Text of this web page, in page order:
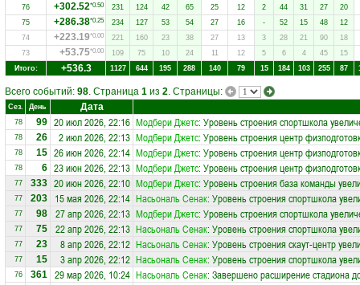
76
+302.52*0.50 231 124 42 65 25 12 2 44 31 27
20
75
+286.38*0.25 234 127 53 54 27 16 - 52 15 48
12
74
+223.19*0.00 221 160 23 38 27 13 3 28 21 90
18
73
+53.75*0.00 109 75 10 24 11 12 5 6 4 45
15
Итого:
+536.3 1127 644 195 288 140 79 15 184 103 255 87
Всего событий: 98. Страница 1 из 2. Страницы:
Сез. День Дата
78 99 20 июл 2026, 22:16 Модбери Джетс: Уровень строения спортшкола
78 26 2 июл 2026, 22:13 Модбери Джетс: Уровень строения центр
78 15 26 июн 2026, 22:14 Модбери Джетс: Уровень строения центр
78 6 23 июн 2026, 22:13 Модбери Джетс: Уровень строения центр
77 333 20 июн 2026, 22:10 Модбери Джетс: Уровень строения база команды
77 203 15 мая 2026, 22:14 Насьональ Сенак: Уровень строения спортшкола
77 98 27 апр 2026, 22:13 Модбери Джетс: Уровень строения спортшкола
77 75 22 апр 2026, 22:13 Насьональ Сенак: Уровень строения спортшкола
77 23 8 апр 2026, 22:12 Насьональ Сенак: Уровень строения скаут-центр
77 15 3 апр 2026, 22:12 Насьональ Сенак: Уровень строения спортшкола
76 361 29 мар 2026, 10:24 Насьональ Сенак: Завершено расширение стадиона